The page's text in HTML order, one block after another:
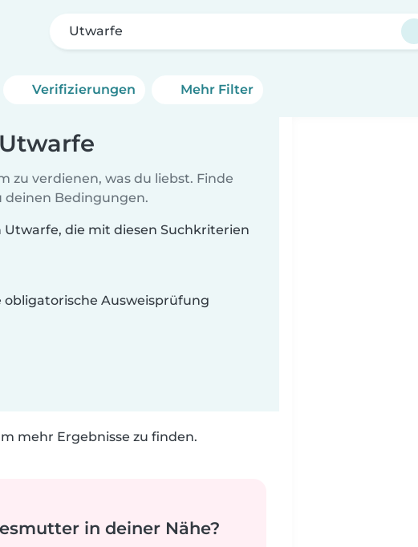
Utwarfe
Verifizierungen Mehr Filter
zu verdienen, was du liebst. Finde
deinen Bedingungen.
Utwarfe, die mit diesen Suchkriterien
obligatorische Ausweisprüfung
mehr Ergebnisse zu finden.
in deiner Nähe?